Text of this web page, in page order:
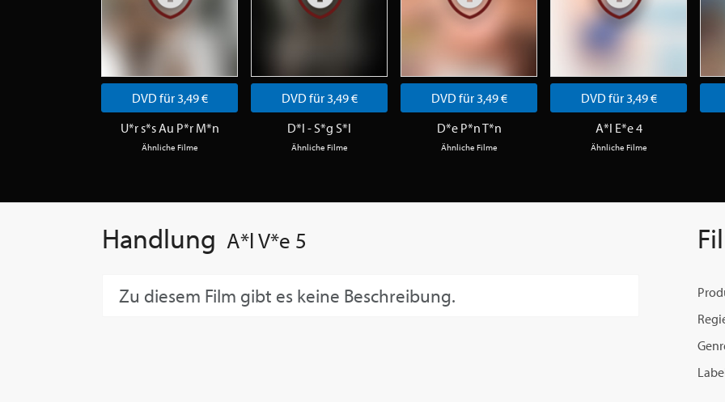
DVD für 3,49 €
U*r s*s Au P*r M*n
Ähnliche Filme
DVD für 3,49 €
D*l - S*g S*l
Ähnliche Filme
DVD für 3,49 €
D*e P*n T*n
Ähnliche Filme
DVD für 3,49 €
A*l E*e 4
Ähnliche Filme
Handlung A*l V*e 5
Zu diesem Film gibt es keine Beschreibung.